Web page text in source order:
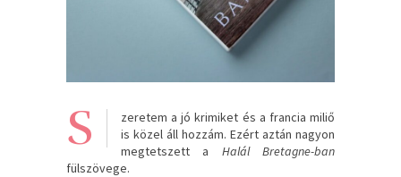
S
zeretem a jó krimiket és a francia miliő
is közel áll hozzám. Ezért aztán nagyon
megtetszett a Halál Bretagne-ban
fülszövege.